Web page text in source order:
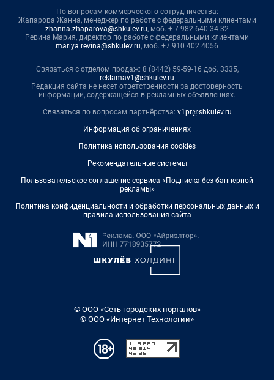
По вопросам коммерческого сотрудничества:
Жапарова Жанна, менеджер по работе с федеральными клиентами
zhanna.zhaparova@shkulev.ru, моб. + 7 982 640 34 32
Ревина Мария, директор по работе с федеральными клиентами
mariya.revina@shkulev.ru, моб. +7 910 402 4056
Связаться с отделом продаж: 8 (8442) 59-59-16 доб. 3335,
reklamav1@shkulev.ru
Редакция сайта не несет ответственности за достоверность
информации, содержащейся в рекламных объявлениях.
Связаться по вопросам партнёрства: v1pr@shkulev.ru
Информация об ограничениях
Политика использования cookies
Рекомендательные системы
Пользовательское соглашение сервиса «Подписка без баннерной
рекламы»
Политика конфиденциальности и обработки персональных данных и
правила использования сайта
© ООО «Сеть городских порталов»
© ООО «Интернет Технологии»